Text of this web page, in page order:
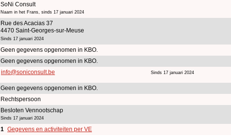
SoNi Consult
Naam in het Frans, sinds 17 januari 2024
Rue des Acacias 37
4470 Saint-Georges-sur-Meuse
Sinds 17 januari 2024
Geen gegevens opgenomen in KBO.
Geen gegevens opgenomen in KBO.
info@soniconsult.be Sinds 17 januari 2024
Geen gegevens opgenomen in KBO.
Rechtspersoon
Besloten Vennootschap
Sinds 17 januari 2024
1 Gegevens en activiteiten per VE